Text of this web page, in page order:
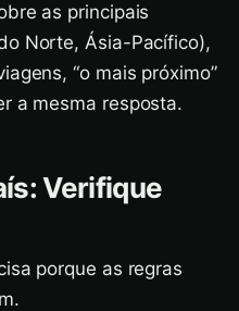
as principais
Norte, Ásia-Pacífico),
“o mais próximo”
a mesma resposta.
Verifique
porque as regras